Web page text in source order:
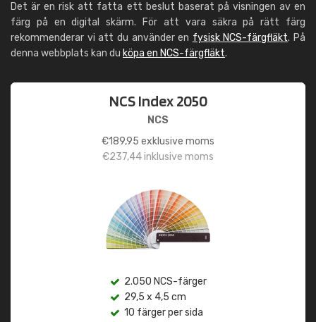
Det är en risk att fatta ett beslut baserat på visningen av en
färg på en digital skärm. För att vara säkra på rätt färg
rekommenderar vi att du använder en fysisk NCS-färgfläkt. På
denna webbplats kan du köpa en NCS-färgfläkt.
NCS Index 2050
NCS
€189,95 exklusive moms
€237,44inklusive moms
2.050 NCS-färger
29,5 x 4,5 cm
10 färger per sida